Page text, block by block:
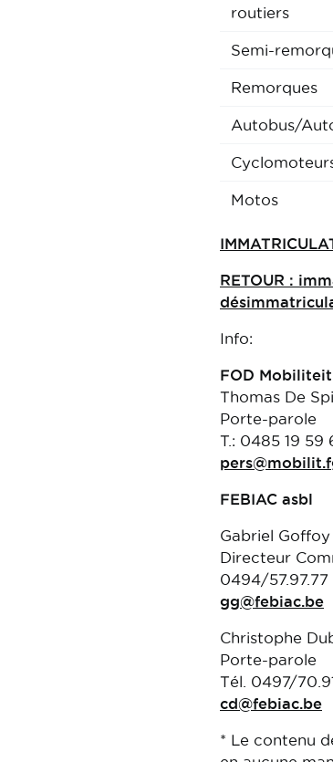
routiers
Semi-
Remorques
Autobus/
Motos
RETOUR :
Info:
FOD
Thomas De
Porte-parole
T.: 0485 19 59
FEBIAC asbl
Gabriel Goffoy
Directeur
0494/57.97.77
gg@febiac.be
Christophe
Porte-parole
Tél. 0497/
cd@febiac.be
* Le contenu